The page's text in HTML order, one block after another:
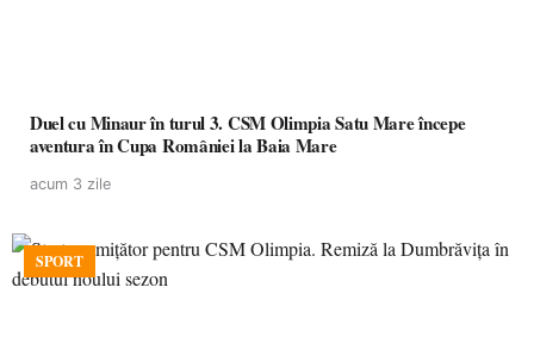
Duel cu Minaur în turul 3. CSM Olimpia Satu Mare începe
aventura în Cupa României la Baia Mare
acum 3 zile
SPORT